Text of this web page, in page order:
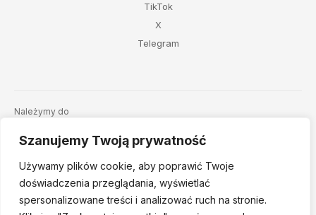
Szanujemy Twoją prywatność
Używamy plików cookie, aby poprawić Twoje
doświadczenia przeglądania, wyświetlać
spersonalizowane treści i analizować ruch na stronie.
TikTok
X
Telegram
Należymy do